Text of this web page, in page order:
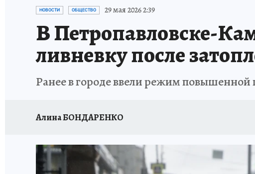
ДЕНЬ ПОБЕДЫ ВО ВЛАДИВОСТОКЕ 2026
АНТИРАК СТРАНИЦЫ ИСТОРИИ ДАЛЬНЕГО
НОВОСТИ ОБЩЕСТВО 29 мая 2026 2:39
В Петропавловске-
ливневку после
Ранее в городе ввели режим повышенной
Алина БОНДАРЕНКО